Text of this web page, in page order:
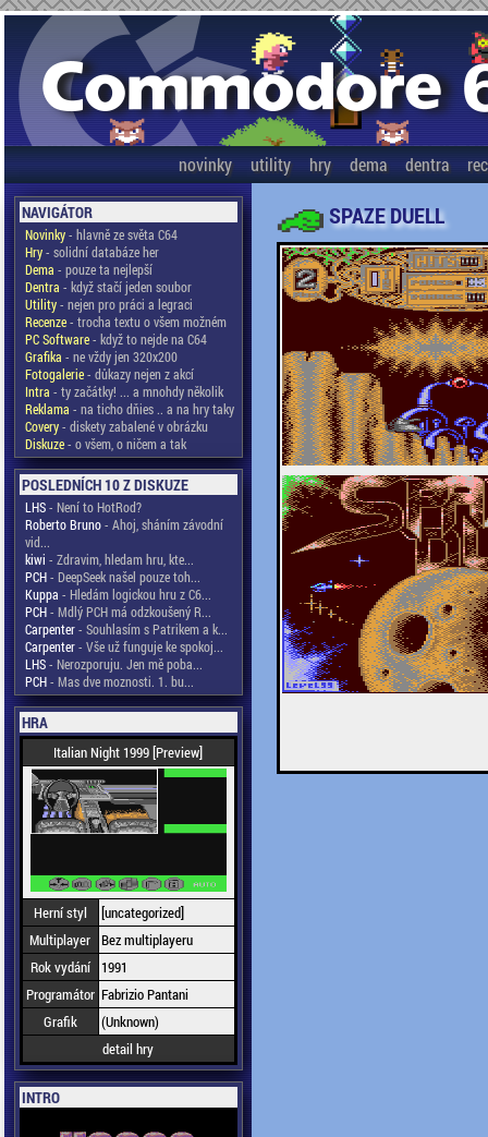
novinky utility hry dema dentra
NAVIGÁTOR
Novinky- hlavně ze světa C64
Hry- solidní databáze her
Dema - pouze ta nejlepší
Dentra - když stačí jeden soubor
Utility- nejen pro práci a legraci
Recenze- trocha textu o všem možném
PC Software- když to nejde na C64
Grafika - ne vždy jen 320x200
Fotogalerie- důkazy nejen z akcí
Intra - ty začátky! ... a mnohdy několik
Reklama - na ticho dňies .. a na hry taky
Covery- diskety zabalené v obrázku
Diskuze- o všem, o ničem a tak
POSLEDNÍCH 10 Z DISKUZE
LHS- Není to HotRod?
Roberto Bruno- Ahoj, sháním závodní
vid...
kiwi - Zdravim, hledam hru, kte...
PCH- DeepSeek našel pouze toh...
Kuppa - Hledám logickou hru z C6...
PCH- Mdlý PCH má odzkoušený R...
Carpenter- Souhlasím s Patrikem a k...
Carpenter- Vše už funguje ke spokoj...
LHS- Nerozporuju. Jen mě poba...
PCH- Mas dve moznosti. 1. bu...
HRA
Italian Night 1999 [Preview]
Herní styl
[uncategorized]
Multiplayer Bez multiplayeru
Rok vydání
1991
Programátor Fabrizio Pantani
Grafik
(Unknown)
detail hry
INTRO
SPAZE DUELL